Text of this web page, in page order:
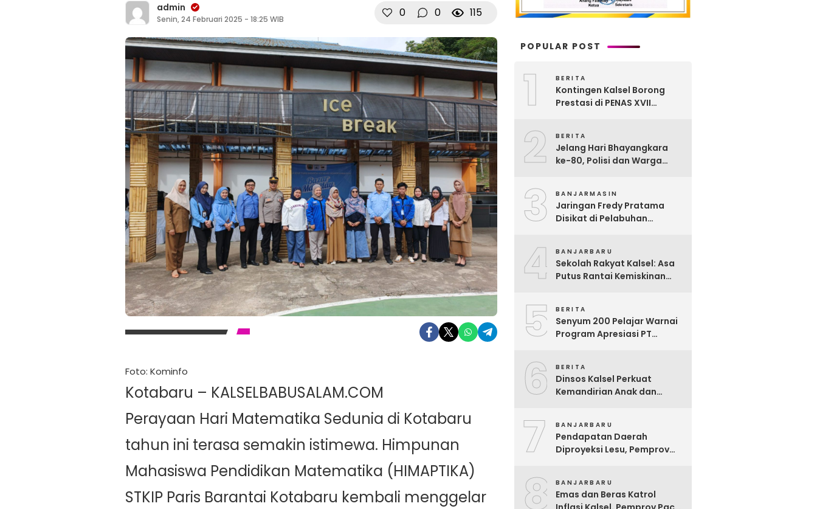
admin
Senin, 24 Februari 2025 - 18:25 WIB 0 0 115
Foto: Kominfo
Kotabaru – KALSELBABUSALAM.COM
Perayaan Hari Matematika Sedunia di Kotabaru
tahun ini terasa semakin istimewa. Himpunan
Mahasiswa Pendidikan Matematika (HIMAPTIKA)
STKIP Paris Barantai Kotabaru kembali menggelar
POPULAR POST
1 BERITA
Kontingen Kalsel Borong
Prestasi di PENAS XVII
Juara Nasional
2 BERITA
Jelang Hari Bhayangkara
ke-80, Polisi dan Warga
Penghubung Desa
3 BANJARMASIN
Jaringan Fredy Pratama
Disikat di Pelabuhan
4 BANJARBARU
Sekolah Rakyat Kalsel: Asa
Putus Rantai Kemiskinan
5 BERITA
Senyum 200 Pelajar Warnai
Program Apresiasi PT
6 BERITA
Dinsos Kalsel Perkuat
Kemandirian Anak dan
Mulia Satria
7 BANJARBARU
Pendapatan Daerah
Diproyeksi Lesu, Pemprov
8 BANJARBARU
Emas dan Beras Katrol